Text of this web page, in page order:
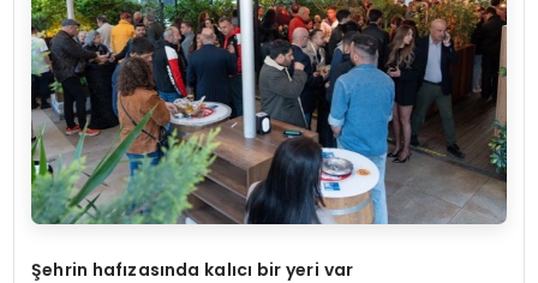
Şehrin hafızasında kalıcı bir yeri var